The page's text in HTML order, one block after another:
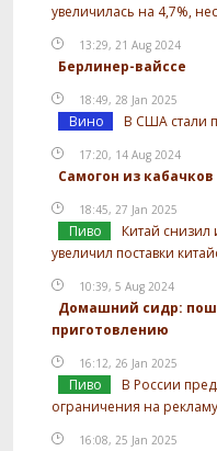
увеличилась на 4,7%,
13:29, 21 Aug 2024
Берлинер-вайссе
18:49, 28 Jan 2025
Вино В США стали
17:20, 14 Aug 2024
Самогон из кабачков
18:45, 27 Jan 2025
Пиво
Китай снизил
увеличил поставки
10:39, 5 Aug 2024
Домашний сидр:
приготовлению
16:12, 26 Jan 2025
Пиво
В России
ограничения на
16:08, 25 Jan 2025